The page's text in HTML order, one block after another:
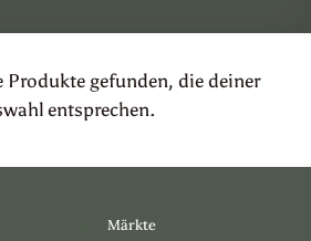
Produkte gefunden, die deiner
entsprechen.
Märkte